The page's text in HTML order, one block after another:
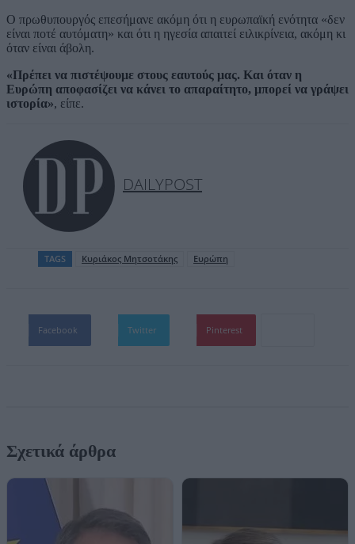
Ο πρωθυπουργός επεσήμανε ακόμη ότι η ευρωπαϊκή ενότητα «δεν
είναι ποτέ αυτόματη» και ότι η ηγεσία απαιτεί ειλικρίνεια, ακόμη κι
όταν είναι άβολη.
«Πρέπει να πιστέψουμε στους εαυτούς μας. Και όταν η
Ευρώπη αποφασίζει να κάνει το απαραίτητο, μπορεί να γράψει
ιστορία», είπε.
DAILYPOST
TAGS Kυριάκος Μητσοτάκης Ευρώπη
Facebook Twitter Pinterest
Σχετικά άρθρα